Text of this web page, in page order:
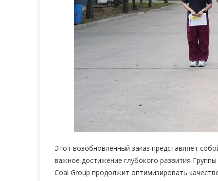
Этот возобновленный заказ представляет
важное достижение глубокого развития
Coal Group продолжит оптимизировать